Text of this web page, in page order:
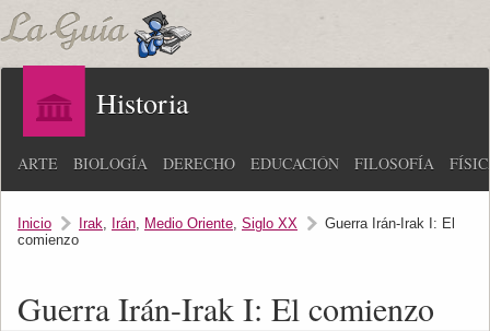
Historia
ARTE BIOLOGÍA DERECHO EDUCACIÓN FILOSOFÍA
Inicio Irak, Irán, Medio Oriente, Siglo XX
Guerra Irán-Irak I: El
comienzo
Guerra Irán-Irak I: El comienzo